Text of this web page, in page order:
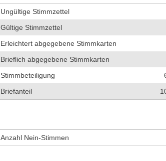
Ungültige Stimmzettel
Gültige Stimmzettel
Erleichtert abgegebene Stimmkarten
Brieflich abgegebene Stimmkarten
Stimmbeteiligung
Briefanteil
Anzahl Nein-Stimmen